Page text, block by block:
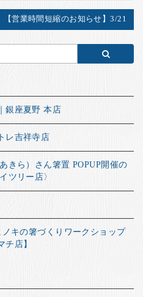
【営業時間短縮のお知らせ】3/21
銀座夏野 本店
レ吉祥寺店
きら）さん箸置 POPUP開催の
ツリー店〉
ノキの箸づくりワークショップ
チ店】